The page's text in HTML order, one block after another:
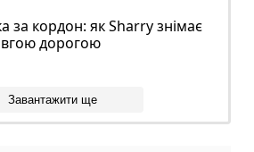
за кордон: як Sharry знімає
дорогою
Завантажити ще